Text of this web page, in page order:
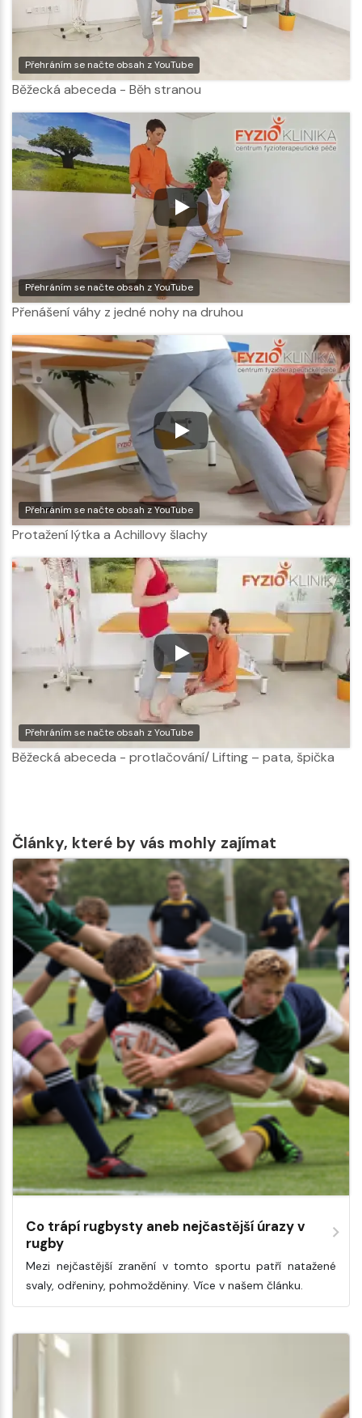
Přehráním se načte obsah z YouTube
Běžecká abeceda - Běh stranou
Přehráním se načte obsah z YouTube
Přenášení váhy z jedné nohy na druhou
Přehráním se načte obsah z YouTube
Protažení lýtka a Achillovy šlachy
Přehráním se načte obsah z YouTube
Běžecká abeceda - protlačování/ Lifting – pata, špička
Články, které by vás mohly zajímat
Co trápí rugbysty aneb nejčastější úrazy v
rugby
Mezi nejčastější zranění v tomto sportu patří natažené
svaly, odřeniny, pohmožděniny. Více v našem článku.